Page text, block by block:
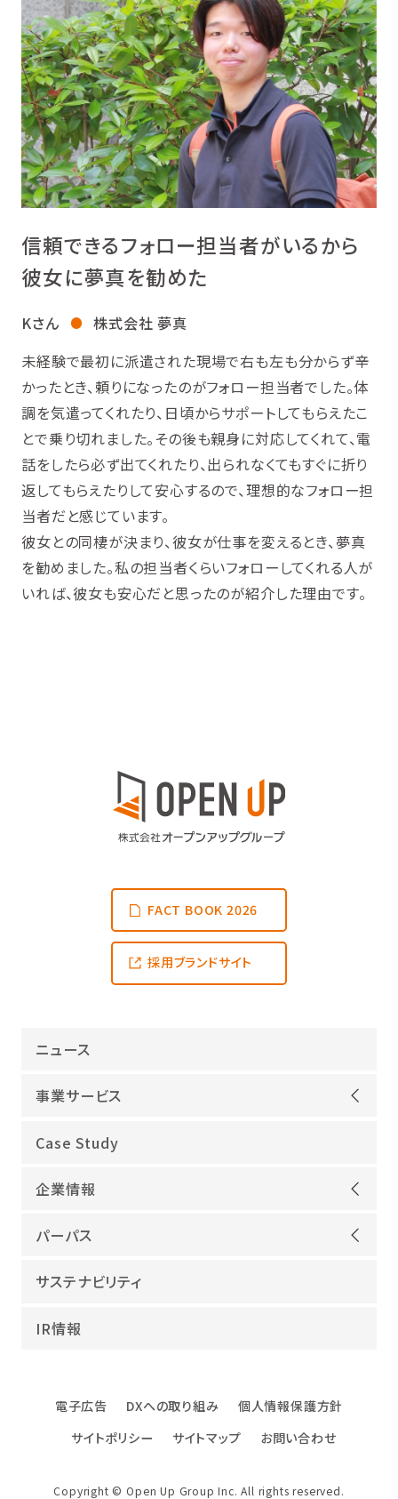
信頼できるフォロー担当者がいるから
彼女に夢真を勧めた
Kさん
株式会社 夢真
未経験で最初に派遣された現場で右も左も分からず辛
かったとき、頼りになったのがフォロー担当者でした。体
調を気遣ってくれたり、日頃からサポートしてもらえたこ
とで乗り切れました。その後も親身に対応してくれて、電
話をしたら必ず出てくれたり、出られなくてもすぐに折り
返してもらえたりして安心するので、理想的なフォロー担
当者だと感じています。
彼女との同棲が決まり、彼女が仕事を変えるとき、夢真
を勧めました。私の担当者くらいフォローしてくれる人が
いれば、彼女も安心だと思ったのが紹介した理由です。
FACT BOOK 2026
採用ブランドサイト
ニュース
事業サービス
オープンアップグループが選ばれる理由
ITインフラ
IT開発
海外領域
教育・人材紹介
Case Study
企業情報
ごあいさつ
沿革
役員紹介
ファクトブック
パーパス
当社グループのパーパス
幸せな仕事総合研究所
エンジニアインタビュー
サステナビリティ
IR情報
電子広告 DXへの取り組み
個人情報保護方針
サイトポリシー
サイトマップ お問い合わせ
Copyright © Open Up Group Inc. All rights reserved.